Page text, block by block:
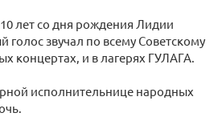
лет со дня рождения Лидии
звучал по всему Советскому
концертах, и в лагерях ГУЛАГА.
исполнительнице народных